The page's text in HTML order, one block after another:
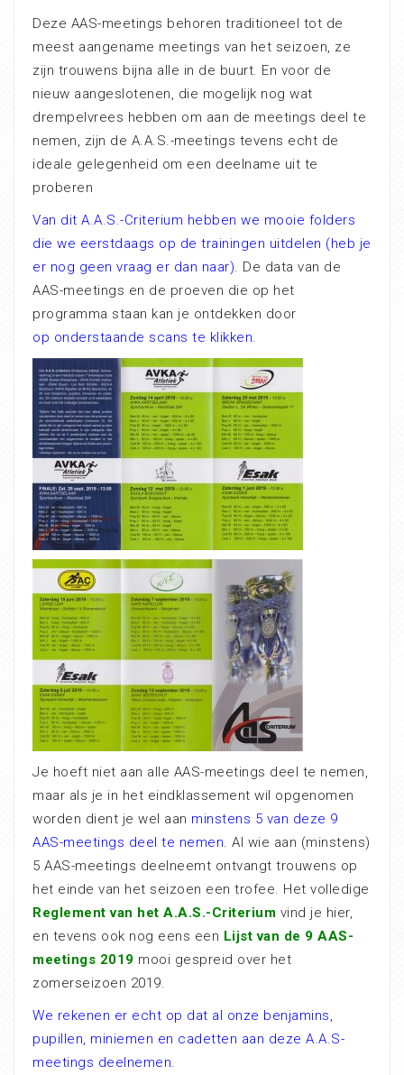
Deze AAS-meetings behoren traditioneel tot de
meest aangename meetings van het seizoen, ze
zijn trouwens bijna alle in de buurt. En voor de
nieuw aangeslotenen, die mogelijk nog wat
drempelvrees hebben om aan de meetings deel te
nemen, zijn de A.A.S.-meetings tevens echt de
ideale gelegenheid om een deelname uit te
proberen
Van dit A.A.S.-Criterium hebben we mooie folders
die we eerstdaags op de trainingen uitdelen (heb je
er nog geen vraag er dan naar). De data van de
AAS-meetings en de proeven die op het
programma staan kan je ontdekken door
op onderstaande scans te klikken.
Je hoeft niet aan alle AAS-meetings deel te nemen,
maar als je in het eindklassement wil opgenomen
worden dient je wel aan minstens 5 van deze 9
AAS-meetings deel te nemen. Al wie aan (minstens)
5 AAS-meetings deelneemt ontvangt trouwens op
het einde van het seizoen een trofee. Het volledige
Reglement van het A.A.S.-Criterium vind je hier,
en tevens ook nog eens een Lijst van de 9 AAS-
meetings 2019 mooi gespreid over het
zomerseizoen 2019.
We rekenen er echt op dat al onze benjamins,
pupillen, miniemen en cadetten aan deze A.A.S-
meetings deelnemen.